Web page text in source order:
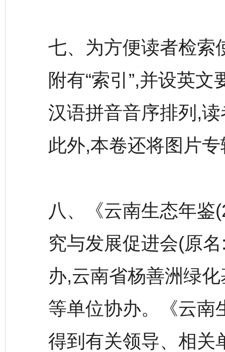
七、为方便读者检索
附有“索引”,并设英
汉语拼音音序排列,
此外,本卷还将图片
八、《云南生态年
究与发展促进会(原
办,云南省杨善洲绿
等单位协办。《云南
得到有关领导、相关